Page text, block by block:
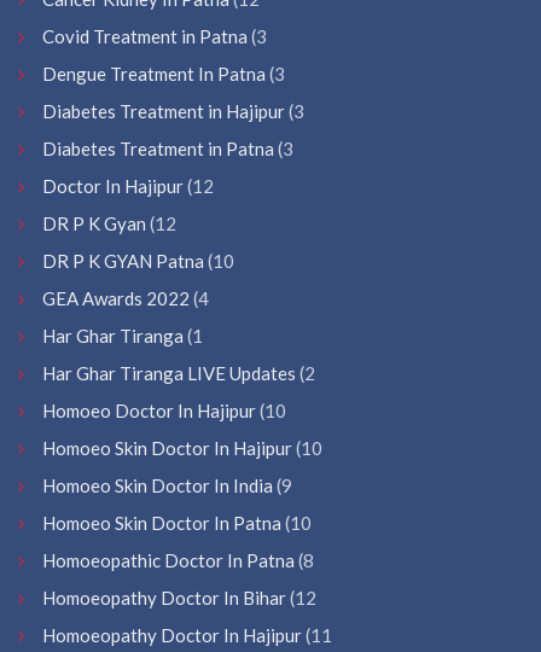
Covid Treatment in Patna (3
Dengue Treatment In Patna (3
Diabetes Treatment in Hajipur(3
Diabetes Treatment in Patna (3
Doctor In Hajipur(12
DR P K Gyan (12
DR P K GYAN Patna (10
GEA Awards 2022 (4
Har Ghar Tiranga (1
Har Ghar Tiranga LIVE Updates (2
Homoeo Doctor In Hajipur(10
Homoeo Skin Doctor In Hajipur(10
Homoeo Skin Doctor In India (9
Homoeo Skin Doctor In Patna (10
Homoeopathic Doctor In Patna (8
Homoeopathy Doctor In Bihar(12
Homoeopathy Doctor In Hajipur(11